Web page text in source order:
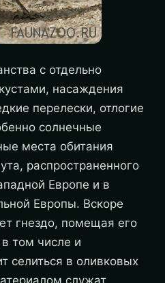
с отдельно
насаждения
перелески, отлогие
солнечные
места обитания
распространенного
Европе и в
Европы. Вскоре
гнездо, помещая его
том числе и
селиться в оливковых
служат